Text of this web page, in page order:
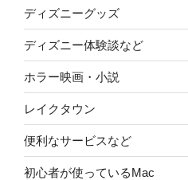
ディズニーグッズ
ディズニー体験談など
ホラー映画・小説
レイクタウン
便利なサービスなど
初心者が使っているMac